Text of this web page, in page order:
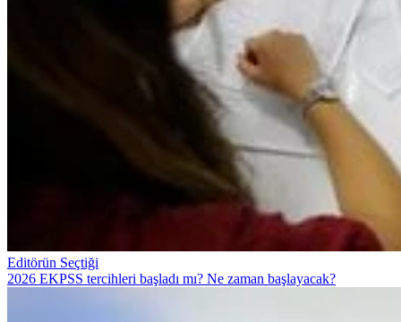
Editörün Seçtiği
2026 EKPSS tercihleri başladı mı? Ne zaman başlayacak?